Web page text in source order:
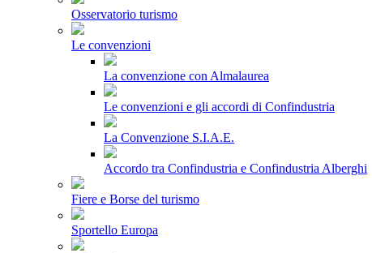
Osservatorio turismo
Le convenzioni
La convenzione con Almalaurea
Le convenzioni e gli accordi di Confindustria
La Convenzione S.I.A.E.
Accordo tra Confindustria e Confindustria Alberghi
Fiere e Borse del turismo
Sportello Europa